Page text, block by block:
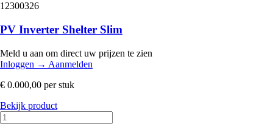
12300326
PV Inverter Shelter Slim
Meld u aan om direct uw prijzen te zien
Inloggen → Aanmelden
€ 0.000,00 per stuk
Bekijk product